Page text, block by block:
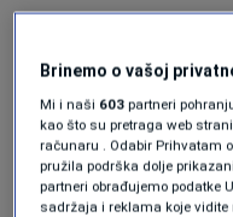
reprezentacija
kao što je problem
Božovićem", rekao
Selektor jedne od
uobičajno
Brinemo o vašoj
Mi i naši 603 partneri
kao što su pretraga web
računaru . Odabir Prihvatam
pružila podrška dolje
partneri obrađujemo podatke
sadržaja i reklama koje vidite